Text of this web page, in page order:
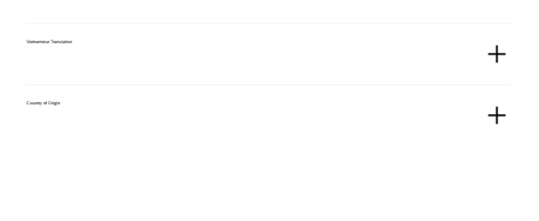
Vietnamese Translation
Country of Origin